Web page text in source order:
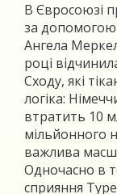
В Євросоюзі
за допомогою
Ангела
році
Сходу, які
логіка:
втратить 10
мільйонного
важлива
Одночасно в
сприяння